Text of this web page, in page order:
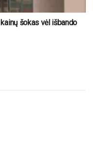
šokas vėl išbando